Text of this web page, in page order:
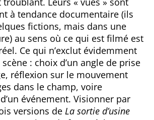
à tendance documentaire (ils
fictions, mais dans une
au sens où ce qui est filmé est
Ce qui n’exclut évidemment
: choix d’un angle de prise
réflexion sur le mouvement
dans le champ, voire
événement. Visionner par
versions de La sortie d’usine